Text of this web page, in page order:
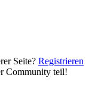
Seite? Registrieren
Community teil!